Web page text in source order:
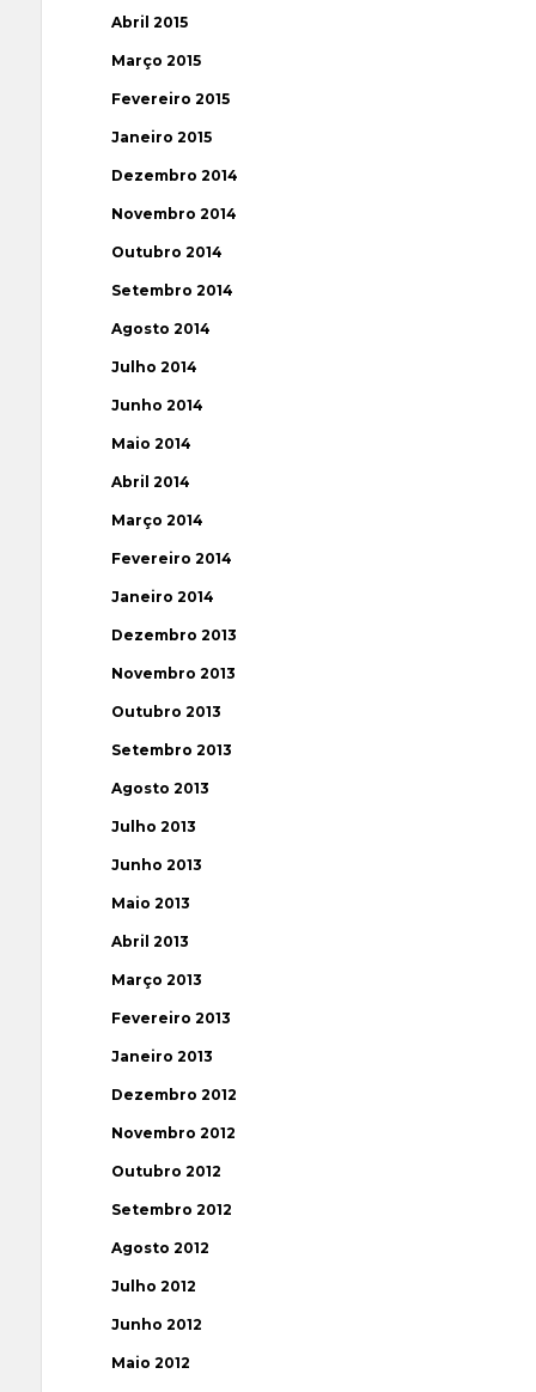
Abril 2015
Março 2015
Fevereiro 2015
Janeiro 2015
Dezembro 2014
Novembro 2014
Outubro 2014
Setembro 2014
Agosto 2014
Julho 2014
Junho 2014
Maio 2014
Abril 2014
Março 2014
Fevereiro 2014
Janeiro 2014
Dezembro 2013
Novembro 2013
Outubro 2013
Setembro 2013
Agosto 2013
Julho 2013
Junho 2013
Maio 2013
Abril 2013
Março 2013
Fevereiro 2013
Janeiro 2013
Dezembro 2012
Novembro 2012
Outubro 2012
Setembro 2012
Agosto 2012
Julho 2012
Junho 2012
Maio 2012